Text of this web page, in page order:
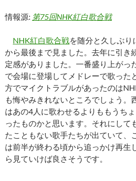
情報源: 第75回NHK紅白歌合戦
NHK紅白歌合戦を随分と久しぶり
から最後まで見ました。去年に引き
定感がありました。一番盛り上がっ
で会場に登場してメドレーで歌った
方でマイクトラブルがあったのは
も悔やみきれないところでしょう。
はあの4人に歌わせるよりももうち
ったものかと思います。それにして
たこともない歌手たちが出ていて、
は前半が終わる頃から追っかけ再生
ら見ていけば良さそうです。